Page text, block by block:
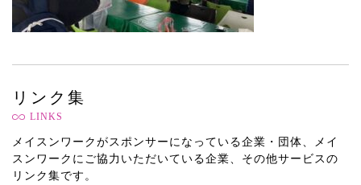
リンク集
LINKS
メイスンワークがスポンサーになっている企業・団体、メイ
スンワークにご協力いただいている企業、その他サービスの
リンク集です。